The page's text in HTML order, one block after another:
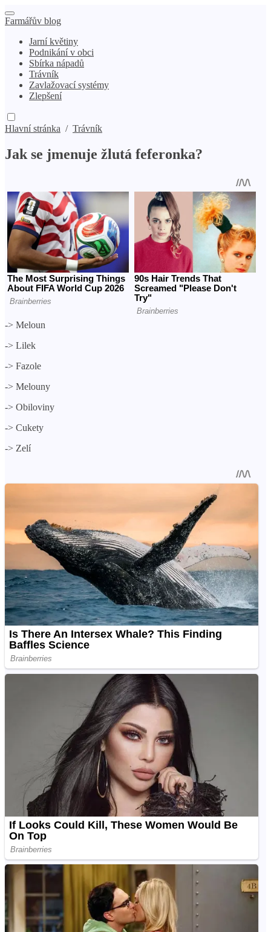
Farmářův blog
Jarní květiny
Podnikání v obci
Sbírka nápadů
Trávník
Zavlažovací systémy
Zlepšení
Hlavní stránka / Trávník
Jak se jmenuje žlutá feferonka?
-> Meloun
-> Lilek
-> Fazole
-> Melouny
-> Obiloviny
-> Cukety
-> Zelí